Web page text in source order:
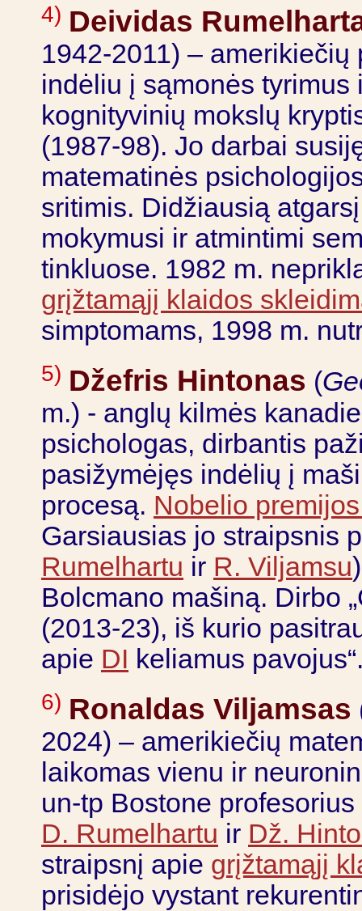
4) Deividas
1942-2011) –
indėliu į sąmonės
kognityvinių mokslų
(1987-98). Jo darbai
matematinės
sritimis. Didžiausią
mokymusi ir atmintimi
tinkluose. 1982 m.
grįžtamąjį klaidos
simptomams, 1998 m.
5) Džefris Hintonas (
m.) - anglų kilmės
psichologas, dirbantis
pasižymėjęs indėlių į
procesą. Nobelio
Garsiausias jo straipsnis
Rumelhartu ir R. Viljamsu
Bolcmano mašiną. Dirbo
(2013-23), iš kurio
apie DI keliamus
6) Ronaldas Viljamsas
2024) – amerikiečių
laikomas vienu ir
un-tp Bostone
D. Rumelhartu ir Dž.
straipsnį apie grįžtamąjį
prisidėjo vystant